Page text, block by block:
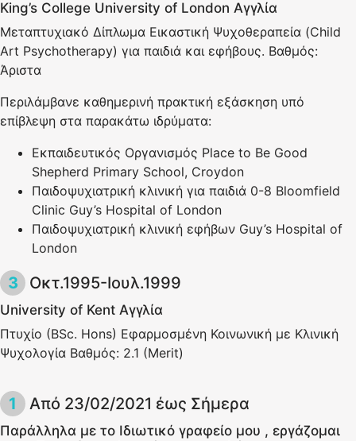
Κing’s College University of London Aγγλία
Μεταπτυχιακό Δίπλωμα Εικαστική Ψυχοθεραπεία (Child
Αrt Psychotherapy) για παιδιά και εφήβους. Βαθμός:
Άριστα
Περιλάμβανε καθημερινή πρακτική εξάσκηση υπό
επίβλεψη στα παρακάτω ιδρύματα:
Εκπαιδευτικός Οργανισμός Place to Be Good
Shepherd Primary School, Croydon
Παιδοψυχιατρική κλινική για παιδιά 0-8 Βloomfield
Clinic Guy’s Hospital of London
Παιδοψυχιατρική κλινική εφήβων Guy’s Hospital of
London
Οκτ.1995-Ιουλ.1999
University of Kent Αγγλία
Πτυχίο (ΒSc. Hons) Εφαρμοσμένη Κοινωνική με Κλινική
Ψυχολογία Βαθμός: 2.1 (Μerit)
Από 23/02/2021 έως Σήμερα
Παράλληλα με το Ιδιωτικό γραφείο μου , εργάζομαι